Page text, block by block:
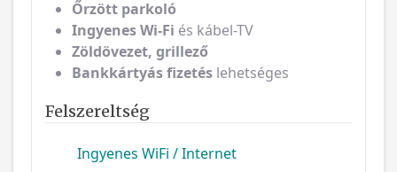
Őrzött parkoló
Ingyenes Wi-Fi és kábel-TV
Zöldövezet, grillező
Bankkártyás fizetés lehetséges
Felszereltség
Ingyenes WiFi / Internet